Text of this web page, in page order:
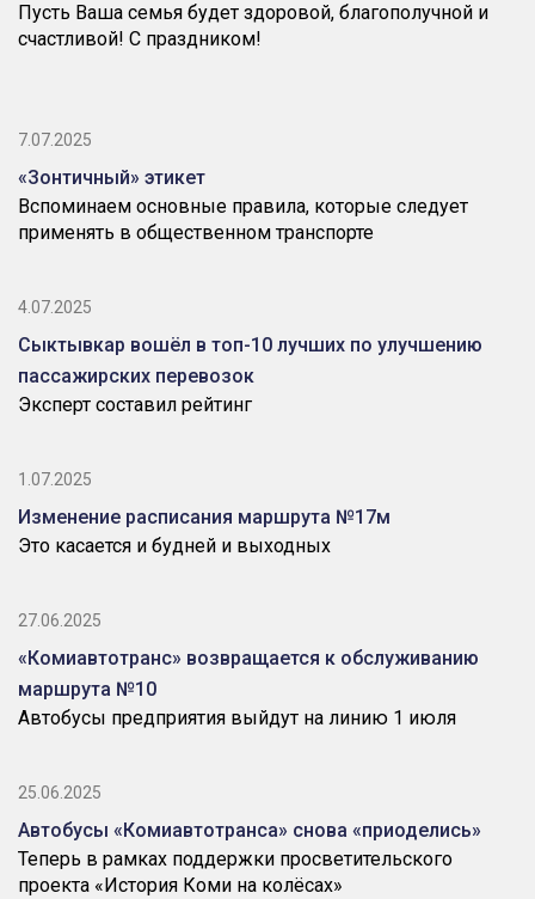
Пусть Ваша семья будет здоровой, благополучной и
счастливой! С праздником!
7.07.2025
«Зонтичный» этикет
Вспоминаем основные правила, которые следует
применять в общественном транспорте
4.07.2025
Сыктывкар вошёл в топ-10 лучших по улучшению
пассажирских перевозок
Эксперт составил рейтинг
1.07.2025
Изменение расписания маршрута №17м
Это касается и будней и выходных
27.06.2025
«Комиавтотранс» возвращается к обслуживанию
маршрута №10
Автобусы предприятия выйдут на линию 1 июля
25.06.2025
Автобусы «Комиавтотранса» снова «приоделись»
Теперь в рамках поддержки просветительского
проекта «История Коми на колёсах»